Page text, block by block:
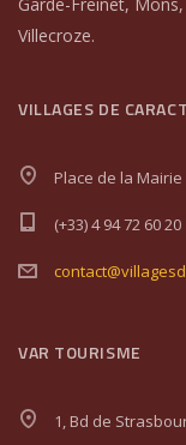
Villecroze.
VILLAGES DE
Place de la Mairie
(+33) 4 94 72 60 20
VAR TOURISME
1, Bd de